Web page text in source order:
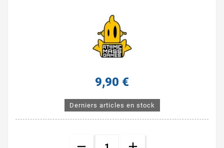
9,90 €
Derniers articles en stock